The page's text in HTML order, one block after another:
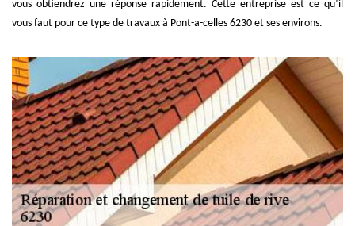
vous obtiendrez une réponse rapidement. Cette entreprise est ce qu’il
vous faut pour ce type de travaux à Pont-a-celles 6230 et ses environs.